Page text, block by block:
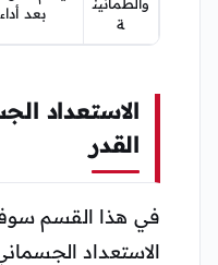
ة
بعد
الاستعداد
القدر
في هذا القسم
الاستعداد